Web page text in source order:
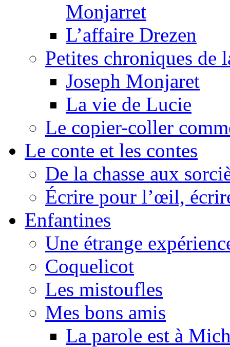
Monjarret
L’affaire Drezen
Petites chroniques de
Joseph Monjaret
La vie de Lucie
Le copier-coller
Le conte et les contes
De la chasse aux
Écrire pour l’œil,
Enfantines
Une étrange
Coquelicot
Les mistoufles
Mes bons amis
La parole est à